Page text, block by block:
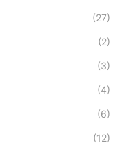
(27)
(2)
(3)
(4)
(6)
(12)